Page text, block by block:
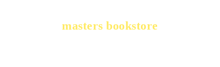
masters bookstore